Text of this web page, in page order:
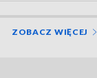
ZOBACZ WIĘCEJ